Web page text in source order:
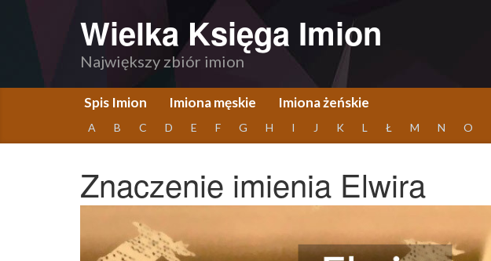
Wielka Księga Imion
Największy zbiór imion
Spis Imion Imiona męskie Imiona żeńskie
A B C D E F G H I J K L Ł M N O
Znaczenie imienia Elwira